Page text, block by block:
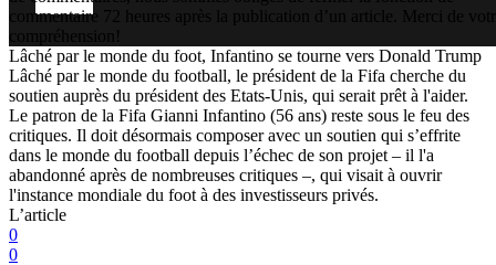
commentaire 72 heures après la publication d’un article. Merci de
compréhension!
Lâché par le monde du foot, Infantino se tourne vers Donald Trump
Lâché par le monde du football, le président de la Fifa cherche du
soutien auprès du président des Etats-Unis, qui serait prêt à l'aider.
Le patron de la Fifa Gianni Infantino (56 ans) reste sous le feu des
critiques. Il doit désormais composer avec un soutien qui s’effrite
dans le monde du football depuis l’échec de son projet – il l'a
abandonné après de nombreuses critiques –, qui visait à ouvrir
l'instance mondiale du foot à des investisseurs privés.
L’article
0
0